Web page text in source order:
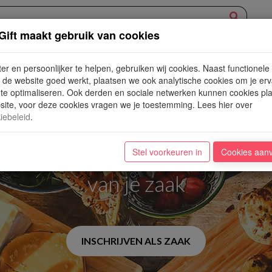
AANBOD NIEUWE PLEKJES
nu lid van
sneller en op elk moment
van je zaak
INSCHRIJVEN ALS ZAAK
maakt gebruik van cookies
en persoonlijker te helpen, gebruiken wij cookies. Naast functionele
website goed werkt, plaatsen we ook analytische cookies om je
optimaliseren. Ook derden en sociale netwerken kunnen cookies
voor deze cookies vragen we je toestemming. Lees hier over
.
Stel voorkeuren in Cookies